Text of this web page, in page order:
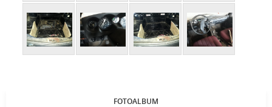
FOTOALBUM